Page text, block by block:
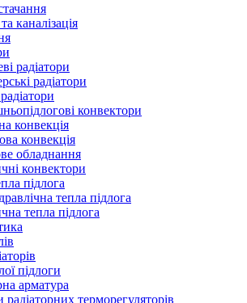
каналізація
радіатори
радіатори
конвектори
конвекція
конвекція
обладнання
конвектори
підлога
тепла підлога
тепла підлога
підлоги
арматура
терморегуляторів